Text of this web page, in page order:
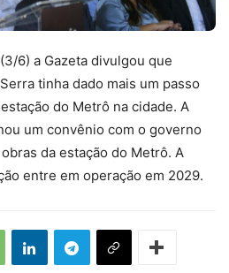
6) a Gazeta divulgou que
tinha dado mais um passo
do Metrô na cidade. A
um convênio com o governo
da estação do Metrô. A
entre em operação em 2029.